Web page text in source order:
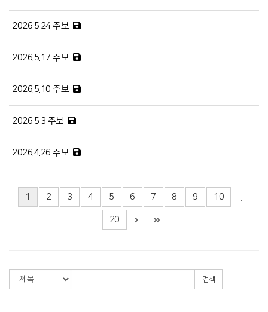
2026.5.24 주보
2026.5.17 주보
2026.5.10 주보
2026.5.3 주보
2026.4.26 주보
1 2 3 4 5 6 7 8 9 10
20
검색